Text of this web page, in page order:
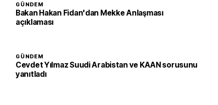
GÜNDEM
Bakan Hakan Fidan'dan Mekke Anlaşması
açıklaması
GÜNDEM
Cevdet Yılmaz Suudi Arabistan ve KAAN sorusunu
yanıtladı